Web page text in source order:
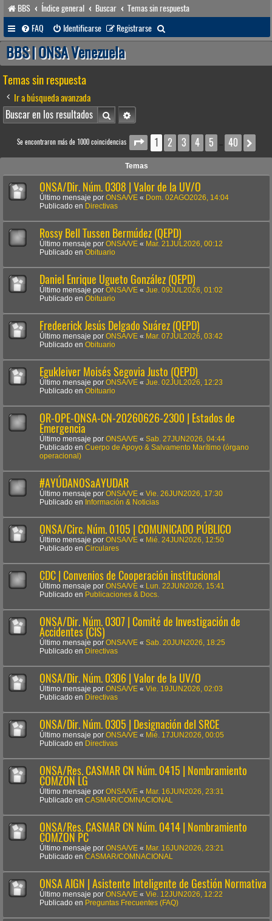
BBS Índice general Buscar
Temas sin respuesta
FAQ
Identificarse Registrarse
u
BBS | ONSA Venezuela
Temas sin respuesta
Ir a búsqueda avanzada
BuscarBúsqueda avanzada
Se encontraron más de 1000 coincidencias Página1 de 40
1 2 3 4 5 … 40
Temas
ONSA/Dir. Núm. 0308 | Valor de la UV/O
Último mensaje por ONSA/VE « Dom. 02AGO2026, 14:04
Publicado en Directivas
Rossy Bell Tussen Bermúdez (QEPD)
Último mensaje por ONSA/VE « Mar. 21JUL2026, 00:12
Publicado en Obituario
Daniel Enrique Ugueto González (QEPD)
Último mensaje por ONSA/VE « Jue. 09JUL2026, 01:02
Publicado en Obituario
Fredeerick Jesús Delgado Suárez (QEPD)
Último mensaje por ONSA/VE « Mar. 07JUL2026, 03:42
Publicado en Obituario
Egukleiver Moisés Segovia Justo (QEPD)
Último mensaje por ONSA/VE « Jue. 02JUL2026, 12:23
Publicado en Obituario
OR-OPE-ONSA-CN-20260626-2300 | Estados de
Emergencia
Último mensaje por ONSA/VE « Sab. 27JUN2026, 04:44
Publicado en Cuerpo de Apoyo & Salvamento Marítimo (órgano
operacional)
#AYÚDANOSaAYUDAR
Último mensaje por ONSA/VE « Vie. 26JUN2026, 17:30
Publicado en Información & Noticias
ONSA/Circ. Núm. 0105 | COMUNICADO PÚBLICO
Último mensaje por ONSA/VE « Mié. 24JUN2026, 12:50
Publicado en Circulares
CDC | Convenios de Cooperación institucional
Último mensaje por ONSA/VE «
Lun. 22JUN2026, 15:41
Publicado en Publicaciones & Docs.
ONSA/Dir. Núm. 0307 | Comité de Investigación de
Accidentes (CIS)
Último mensaje por ONSA/VE « Sab. 20JUN2026, 18:25
Publicado en Directivas
ONSA/Dir. Núm. 0306 | Valor de la UV/O
Último mensaje por ONSA/VE « Vie. 19JUN2026, 02:03
Publicado en Directivas
ONSA/Dir. Núm. 0305 | Designación del SRCE
Último mensaje por ONSA/VE « Mié. 17JUN2026, 00:05
Publicado en Directivas
ONSA/Res. CASMAR CN Núm. 0415 | Nombramiento
COMZON LG
Último mensaje por ONSA/VE « Mar. 16JUN2026, 23:31
Publicado en CASMAR/COMNACIONAL
ONSA/Res. CASMAR CN Núm. 0414 | Nombramiento
COMZON PC
Último mensaje por ONSA/VE « Mar. 16JUN2026, 23:21
Publicado en CASMAR/COMNACIONAL
ONSA AIGN | Asistente Inteligente de Gestión Normativa
Último mensaje por ONSA/VE « Vie. 12JUN2026, 12:22
Publicado en Preguntas Frecuentes (FAQ)